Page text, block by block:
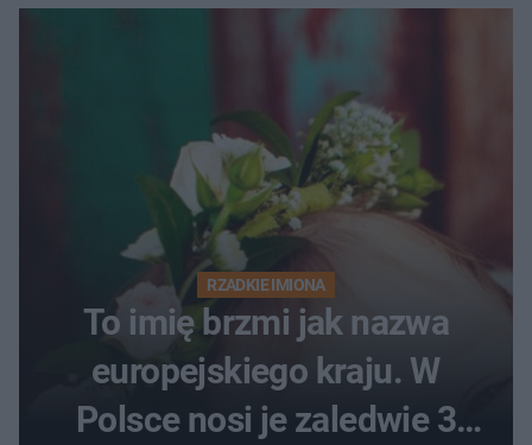
RZADKIE IMIONA
To imię brzmi jak nazwa
europejskiego kraju. W
Polsce nosi je zaledwie 3